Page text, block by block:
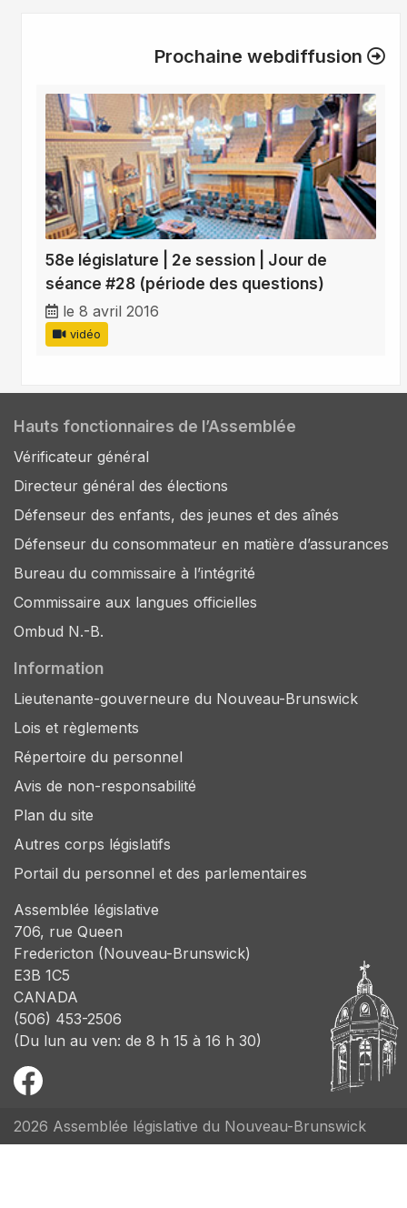
Prochaine webdiffusion
58e législature | 2e session | Jour de
séance #28 (période des questions)
le 8 avril 2016
vidéo
Hauts fonctionnaires de l’Assemblée
Vérificateur général
Directeur général des élections
Défenseur des enfants, des jeunes et des aînés
Défenseur du consommateur en matière d’assurances
Bureau du commissaire à l’intégrité
Commissaire aux langues officielles
Ombud N.-B.
Information
Lieutenante-gouverneure du Nouveau-Brunswick
Lois et règlements
Répertoire du personnel
Avis de non-responsabilité
Plan du site
Autres corps législatifs
Portail du personnel et des parlementaires
Assemblée législative
706, rue Queen
Fredericton (Nouveau-Brunswick)
E3B 1C5
CANADA
(506) 453-2506
(Du lun au ven: de 8 h 15 à 16 h 30)
2026 Assemblée législative du Nouveau-Brunswick